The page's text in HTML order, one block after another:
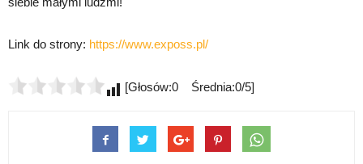
Link do strony: https://www.exposs.pl/
[Głosów:0 Średnia:0/5]